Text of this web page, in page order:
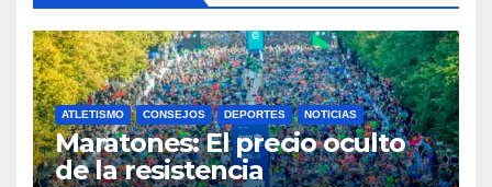
ATLETISMO CONSEJOS DEPORTES NOTICIAS
Maratones: El precio oculto
de la resistencia